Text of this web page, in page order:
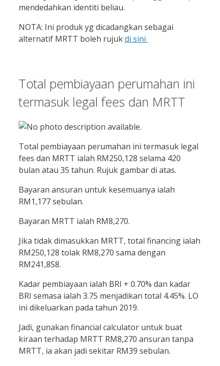
mendedahkan identiti beliau.
NOTA: Ini produk yg dicadangkan sebagai
alternatif MRTT boleh rujukdi sini
Total pembiayaan perumahan ini
termasuk legal fees dan MRTT
Total pembiayaan perumahan ini termasuk legal
fees dan MRTT ialah RM250,128 selama 420
bulan atau 35 tahun. Rujuk gambar di atas.
Bayaran ansuran untuk kesemuanya ialah
RM1,177 sebulan.
Bayaran MRTT ialah RM8,270.
Jika tidak dimasukkan MRTT, total financing ialah
RM250,128 tolak RM8,270 sama dengan
RM241,858.
Kadar pembiayaan ialah BRI + 0.70% dan kadar
BRI semasa ialah 3.75 menjadikan total 4.45%. LO
ini dikeluarkan pada tahun 2019.
Jadi, gunakan financial calculator untuk buat
kiraan terhadap MRTT RM8,270 ansuran tanpa
MRTT, ia akan jadi sekitar RM39 sebulan.